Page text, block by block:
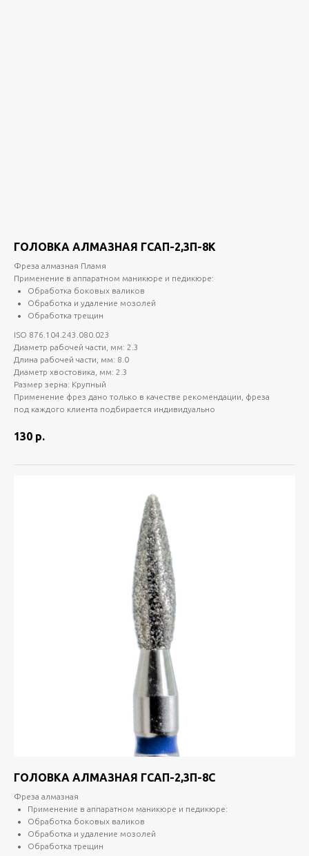
ГОЛОВКА АЛМАЗНАЯ ГСАП-2,3П-8К
Фреза алмазная Пламя
Применение в аппаратном маникюре и педикюре:
Обработка боковых валиков
Обработка и удаление мозолей
Обработка трещин
ISO 876.104.243.080.023
Диаметр рабочей части, мм: 2.3
Длина рабочей части, мм: 8.0
Диаметр хвостовика, мм: 2.3
Размер зерна: Крупный
Применение фрез дано только в качестве рекомендации, фреза
под каждого клиента подбирается индивидуально
130 р.
ГОЛОВКА АЛМАЗНАЯ ГСАП-2,3П-8С
Фреза алмазная
Применение в аппаратном маникюре и педикюре:
Обработка боковых валиков
Обработка и удаление мозолей
Обработка трещин